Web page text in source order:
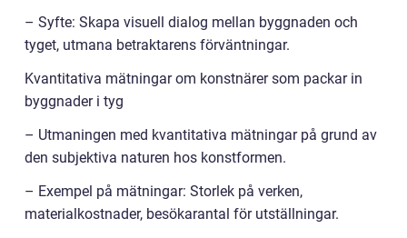
– Syfte: Skapa visuell dialog mellan byggnaden och
tyget, utmana betraktarens förväntningar.
Kvantitativa mätningar om konstnärer som packar in
byggnader i tyg
– Utmaningen med kvantitativa mätningar på grund av
den subjektiva naturen hos konstformen.
– Exempel på mätningar: Storlek på verken,
materialkostnader, besökarantal för utställningar.